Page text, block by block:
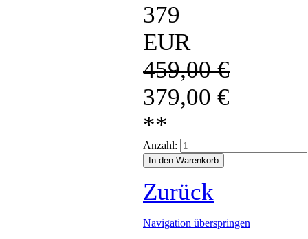
379
EUR
459,00€
379,00 €
**
Anzahl:
Zurück
Navigation überspringen